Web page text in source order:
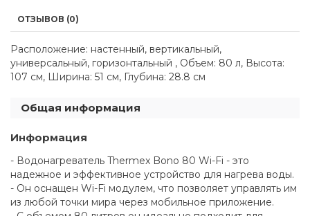
ОТЗЫВОВ (0)
Расположение: настенный, вертикальный,
универсальный, горизонтальный , Объем: 80 л, Высота:
107 см, Ширина: 51 см, Глубина: 28.8 см
Общая информация
Информация
- Водонагреватель Thermex Bono 80 Wi-Fi - это
надежное и эффективное устройство для нагрева воды.
- Он оснащен Wi-Fi модулем, что позволяет управлять им
из любой точки мира через мобильное приложение.